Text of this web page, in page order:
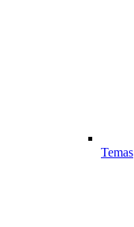
Temas